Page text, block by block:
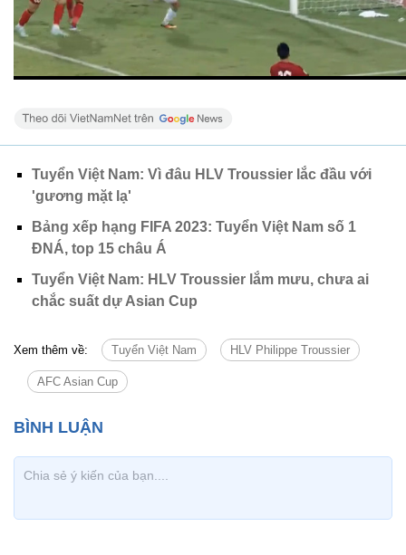
Tuyển Việt Nam: Vì đâu HLV Troussier lắc đầu với
'gương mặt lạ'
Bảng xếp hạng FIFA 2023: Tuyển Việt Nam số 1
ĐNÁ, top 15 châu Á
Tuyển Việt Nam: HLV Troussier lắm mưu, chưa ai
chắc suất dự Asian Cup
Xem thêm về: Tuyển Việt Nam HLV Philippe Troussier
AFC Asian Cup